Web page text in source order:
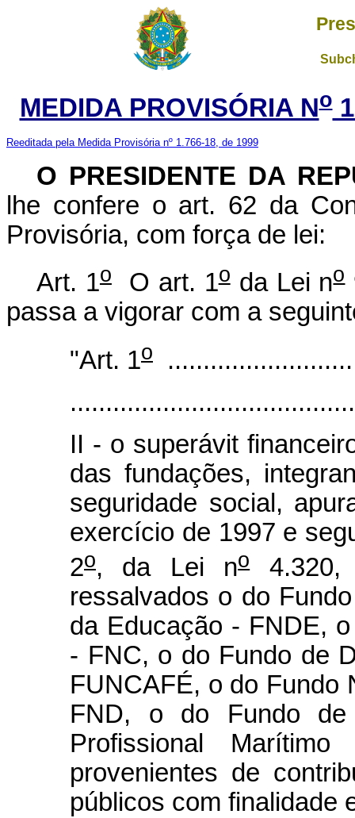
MEDIDA PROVISÓRIA No
Reeditada pela Medida Provisória nº 1.766-18, de 1999
O PRESIDENTE DA
lhe confere o art. 62 da
Provisória, com força de lei:
Art. 1oO art. 1oda Lei no
passa a vigorar com a
"Art. 1o
II - o superávit
das fundações,
seguridade social,
exercício de 1997 e
2o, da Lei no4.320,
ressalvados o do
da Educação - FNDE,
- FNC, o do Fundo de
FUNCAFÉ, o do Fundo
FND, o do Fundo de
Profissional
provenientes de
públicos com finalidade